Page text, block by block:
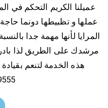
عميلنا الكريم التحكم في
عملها و تظبيطها دونما
المرايا لأنها مهمة جدا
مرشدك على الطريق لذا
هذه الخدمة لتنعم